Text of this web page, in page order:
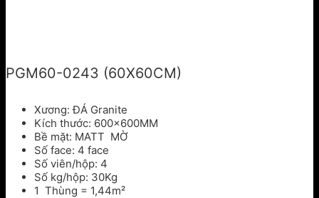
PGM60-0243 (60X60CM)
Xương: ĐÁ Granite
Kích thước: 600x600MM
Bề mặt: MATT MỜ
Số face: 4 face
Số viên/hộp: 4
Số kg/hộp: 30Kg
1 Thùng = 1,44m²